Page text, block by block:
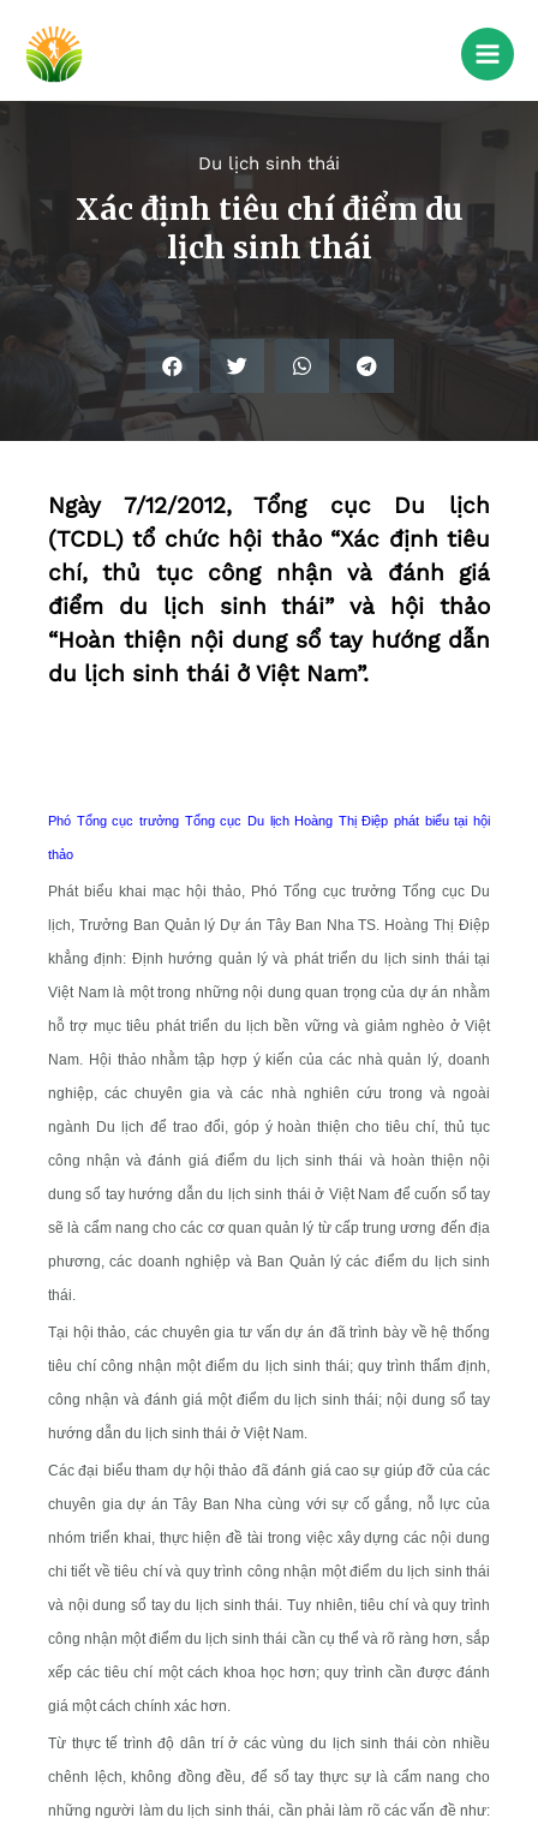
Du lịch sinh thái
Xác định tiêu chí điểm du
lịch sinh thái
Ngày 7/12/2012, Tổng cục Du lịch
(TCDL) tổ chức hội thảo “Xác định tiêu
chí, thủ tục công nhận và đánh giá
điểm du lịch sinh thái” và hội thảo
“Hoàn thiện nội dung sổ tay hướng dẫn
du lịch sinh thái ở Việt Nam”.
Phó Tổng cục trưởng Tổng cục Du lịch Hoàng Thị Điệp phát biểu tại hội
thảo
Phát biểu khai mạc hội thảo, Phó Tổng cục trưởng Tổng cục Du
lịch, Trưởng Ban Quản lý Dự án Tây Ban Nha TS. Hoàng Thị Điệp
khẳng định: Định hướng quản lý và phát triển du lịch sinh thái tại
Việt Nam là một trong những nội dung quan trọng của dự án nhằm
hỗ trợ mục tiêu phát triển du lịch bền vững và giảm nghèo ở Việt
Nam. Hội thảo nhằm tập hợp ý kiến của các nhà quản lý, doanh
nghiệp, các chuyên gia và các nhà nghiên cứu trong và ngoài
ngành Du lịch để trao đổi, góp ý hoàn thiện cho tiêu chí, thủ tục
công nhận và đánh giá điểm du lịch sinh thái và hoàn thiện nội
dung sổ tay hướng dẫn du lịch sinh thái ở Việt Nam để cuốn sổ tay
sẽ là cẩm nang cho các cơ quan quản lý từ cấp trung ương đến địa
phương, các doanh nghiệp và Ban Quản lý các điểm du lịch sinh
thái.
Tại hội thảo, các chuyên gia tư vấn dự án đã trình bày về hệ thống
tiêu chí công nhận một điểm du lịch sinh thái; quy trình thẩm định,
công nhận và đánh giá một điểm du lịch sinh thái; nội dung sổ tay
hướng dẫn du lịch sinh thái ở Việt Nam.
Các đại biểu tham dự hội thảo đã đánh giá cao sự giúp đỡ của các
chuyên gia dự án Tây Ban Nha cùng với sự cố gắng, nỗ lực của
nhóm triển khai, thực hiện đề tài trong việc xây dựng các nội dung
chi tiết về tiêu chí và quy trình công nhận một điểm du lịch sinh thái
và nội dung sổ tay du lịch sinh thái. Tuy nhiên, tiêu chí và quy trình
công nhận một điểm du lịch sinh thái cần cụ thể và rõ ràng hơn, sắp
xếp các tiêu chí một cách khoa học hơn; quy trình cần được đánh
giá một cách chính xác hơn.
Từ thực tế trình độ dân trí ở các vùng du lịch sinh thái còn nhiều
chênh lệch, không đồng đều, để sổ tay thực sự là cẩm nang cho
những người làm du lịch sinh thái, cần phải làm rõ các vấn đề như: